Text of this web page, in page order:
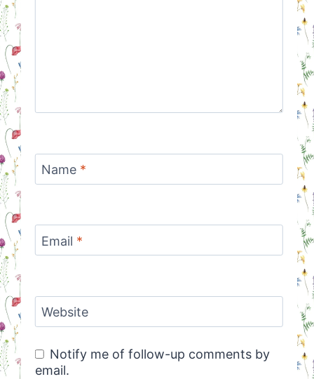
Name *
Email *
Website
Notify me of follow-up comments by
email.